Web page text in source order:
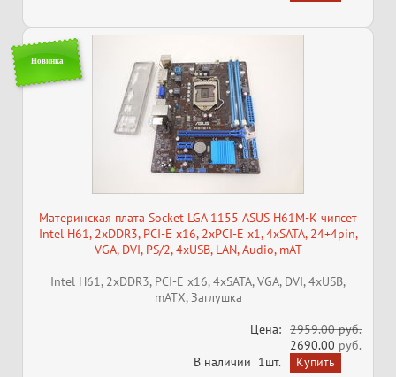
Новинка
Материнская плата Socket LGA 1155 ASUS H61M-K чипсет
Intel H61, 2xDDR3, PCI-E x16, 2xPCI-E x1, 4xSATA, 24+4pin,
VGA, DVI, PS/2, 4xUSB, LAN, Audio, mAT
Intel H61, 2xDDR3, PCI-E x16, 4xSATA, VGA, DVI, 4xUSB,
mATX, Заглушка
Цена: 2959.00 руб.
2690.00 руб.
В наличии 1шт.